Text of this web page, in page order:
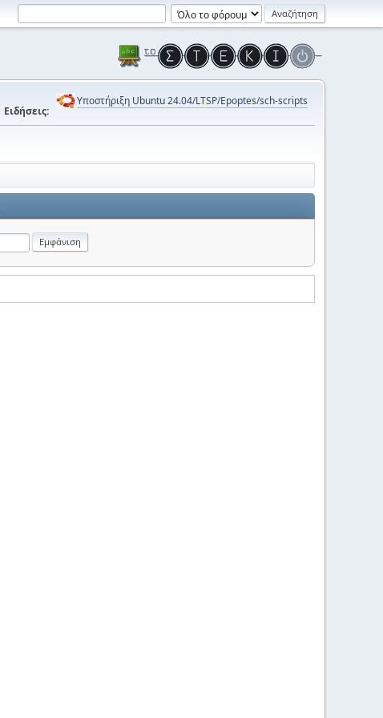
Ειδήσεις:
Υποστήριξη Ubuntu 24.04/LTSP/Epoptes/sch-scripts